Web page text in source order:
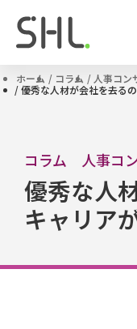
ホーム コラム
人事コン
優秀な人材が会社を去る
コラム 人事コ
優秀な人
キャリア